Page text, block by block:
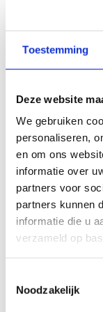
Toestemming
Deze website
We gebruiken
personaliseren,
en om ons
informatie over
partners voor
partners kunnen
informatie die u
verzameld op
Noodzakelijk
Meer